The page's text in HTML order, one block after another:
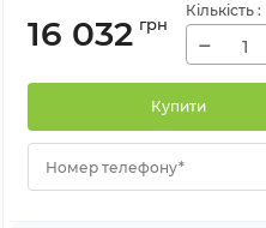
16 032 грн
Кількість :
−
Купити
Номер телефону*